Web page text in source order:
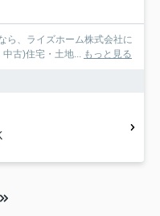
ら、ライズホーム株式会社に
古)住宅・土地... もっと見る